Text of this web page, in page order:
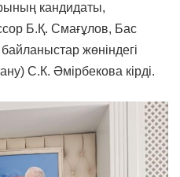
кандидаты,
Б.Қ. Смағұлов, Бас
жөніндегі
С.К. Әмірбекова кірді.